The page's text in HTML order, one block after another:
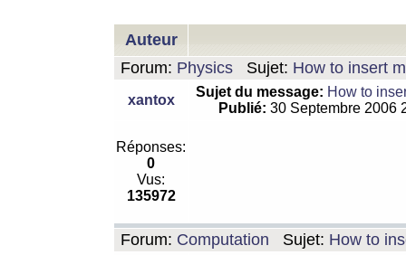
Auteur
Forum: Physics Sujet: How to insert
xantox
Sujet du message: How to
Publié: 30 Septembre 2006
Réponses:
0
Vus:
135972
Forum: Computation Sujet: How to